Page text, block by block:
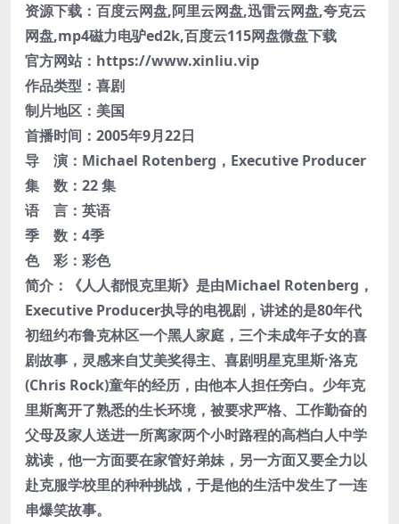
资源下载：百度云网盘,阿里云网盘,迅雷云网盘,夸克云
网盘,mp4磁力电驴ed2k,百度云115网盘微盘下载
官方网站：https://www.xinliu.vip
作品类型： 喜剧
制片地区： 美国
首播时间： 2005年9月22日
导 演： Michael Rotenberg ， Executive Producer
集 数： 22 集
语 言： 英语
季 数： 4季
色 彩： 彩色
简介：《人人都恨克里斯》是由Michael Rotenberg，
Executive Producer执导的电视剧，讲述的是80年代
初纽约布鲁克林区一个黑人家庭，三个未成年子女的喜
剧故事，灵感来自艾美奖得主、喜剧明星克里斯·洛克
(Chris Rock)童年的经历，由他本人担任旁白。少年克
里斯离开了熟悉的生长环境，被要求严格、工作勤奋的
父母及家人送进一所离家两个小时路程的高档白人中学
就读，他一方面要在家管好弟妹，另一方面又要全力以
赴克服学校里的种种挑战，于是他的生活中发生了一连
串爆笑故事。